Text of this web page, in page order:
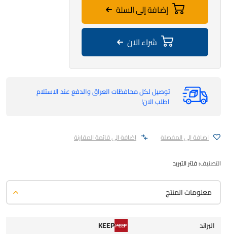
إضافة إلى السلة
شراء الان
توصيل لكل محافظات العراق والدفع عند الاستلام
اطلب الان!
اضافة الى المفضلة اضافة الى قائمة المقارنة
التصنيف:فلتر التبريد
معلومات المنتج
البراند KEEP